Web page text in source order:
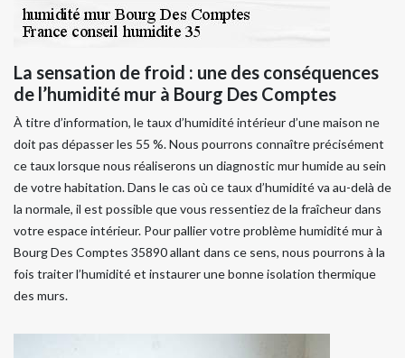
La sensation de froid : une des conséquences
de l’humidité mur à Bourg Des Comptes
À titre d’information, le taux d’humidité intérieur d’une maison ne
doit pas dépasser les 55 %. Nous pourrons connaître précisément
ce taux lorsque nous réaliserons un diagnostic mur humide au sein
de votre habitation. Dans le cas où ce taux d’humidité va au-delà de
la normale, il est possible que vous ressentiez de la fraîcheur dans
votre espace intérieur. Pour pallier votre problème humidité mur à
Bourg Des Comptes 35890 allant dans ce sens, nous pourrons à la
fois traiter l’humidité et instaurer une bonne isolation thermique
des murs.